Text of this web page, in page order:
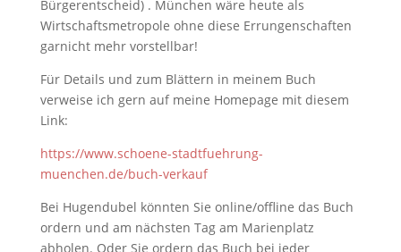
Bürgerentscheid) . München wäre heute als
Wirtschaftsmetropole ohne diese Errungenschaften
garnicht mehr vorstellbar!
Für Details und zum Blättern in meinem Buch
verweise ich gern auf meine Homepage mit diesem
Link:
https://www.schoene-stadtfuehrung-
muenchen.de/buch-verkauf
Bei Hugendubel könnten Sie online/offline das Buch
ordern und am nächsten Tag am Marienplatz
abholen. Oder Sie ordern das Buch bei jeder